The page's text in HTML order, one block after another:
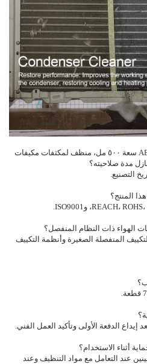
سعة ٥٠٠ مل، منظف لمكثفات مكيفات
مدة صلاحيته؟
المنفصلة الصغيرة وأنظمة التكييف
عند التعامل مع مواد التنظيف وعند